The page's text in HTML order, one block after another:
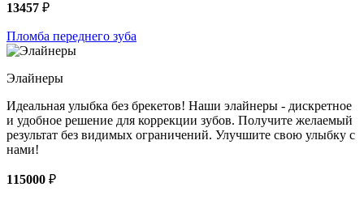
13457 ₽
Пломба переднего зуба
Элайнеры
Идеальная улыбка без брекетов! Наши элайнеры - дискретное
и удобное решение для коррекции зубов. Получите желаемый
результат без видимых ограничений. Улучшите свою улыбку с
нами!
115000 ₽